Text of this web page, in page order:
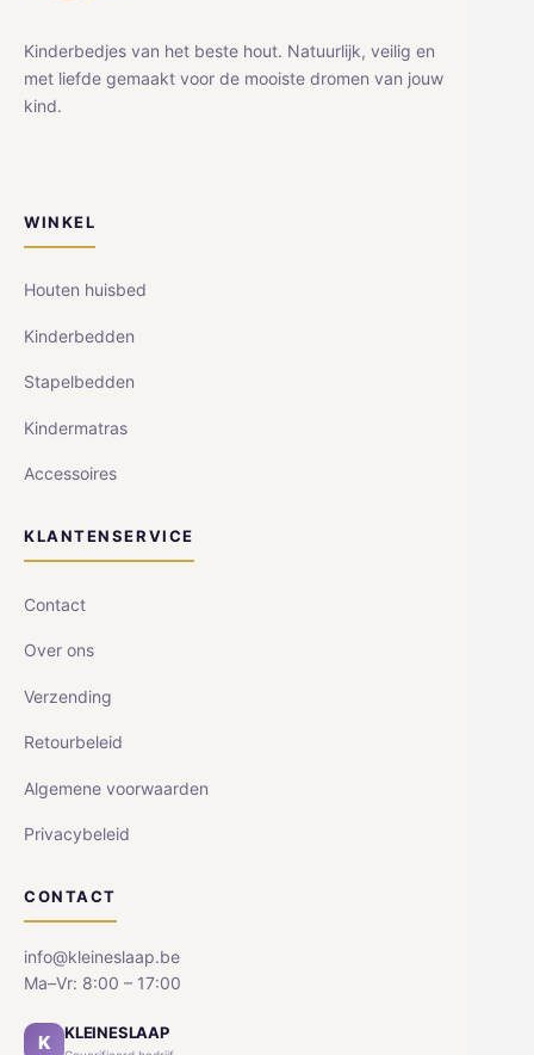
Kinderbedjes van het beste hout. Natuurlijk, veilig en
met liefde gemaakt voor de mooiste dromen van jouw
kind.
WINKEL
Houten huisbed
Kinderbedden
Stapelbedden
Kindermatras
Accessoires
KLANTENSERVICE
Contact
Over ons
Verzending
Retourbeleid
Algemene voorwaarden
Privacybeleid
CONTACT
info@kleineslaap.be
Ma–Vr: 8:00 – 17:00
K KLEINESLAAP